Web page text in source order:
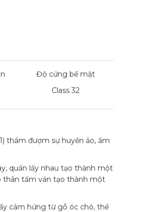
Độ cứng bề mặt
Class 32
thấm đượm sự huyền ảo, ấm
quấn lấy nhau tạo thành một
thân tấm ván tạo thành một
cảm hứng từ gỗ óc chó, thế